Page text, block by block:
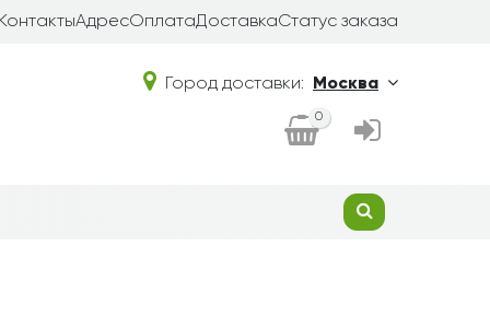
АдресОплатаДоставкаСтатус заказа
Город доставки: Москва
0